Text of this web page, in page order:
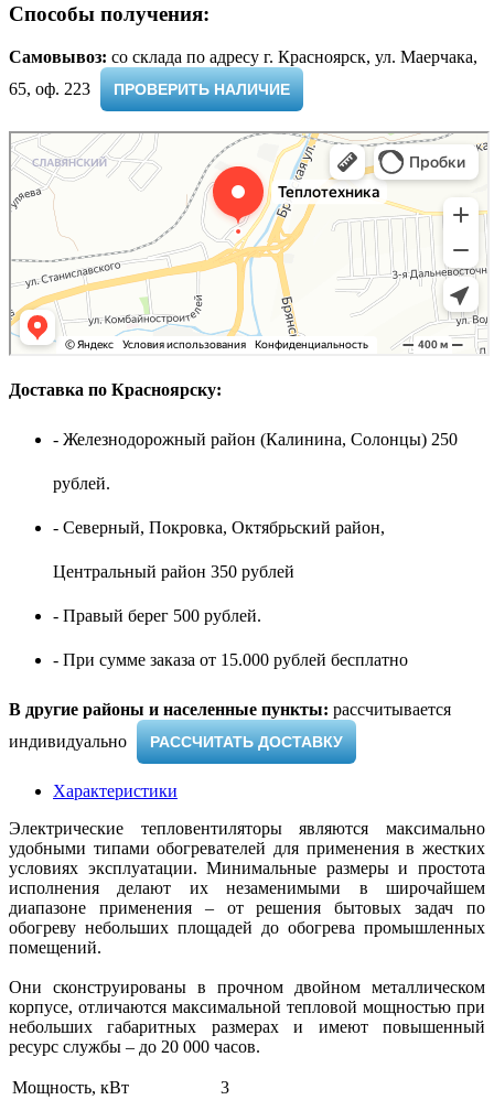
Способы получения:
Самовывоз: cо склада по адресу г. Красноярск, ул. Маерчака,
65, оф. 223 ​
ПРОВЕРИТЬ НАЛИЧИЕ
Доставка по Красноярску:
- Железнодорожный район (Калинина, Солонцы) 250
рублей.
- Северный, Покровка, Октябрьский район,
Центральный район 350 рублей
- Правый берег 500 рублей.
- При сумме заказа от 15.000 рублей бесплатно
В другие районы и населенные пункты: рассчитывается
индивидуально ​
РАССЧИТАТЬ ДОСТАВКУ
Характеристики
Электрические тепловентиляторы являются максимально
удобными типами обогревателей для применения в жестких
условиях эксплуатации. Минимальные размеры и простота
исполнения делают их незаменимыми в широчайшем
диапазоне применения – от решения бытовых задач по
обогреву небольших площадей до обогрева промышленных
помещений.
Они сконструированы в прочном двойном металлическом
корпусе, отличаются максимальной тепловой мощностью при
небольших габаритных размерах и имеют повышенный
ресурс службы – до 20 000 часов.
Мощность, кВт
3